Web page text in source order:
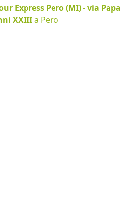
Express Pero (MI) - via Papa
XXIIIa Pero